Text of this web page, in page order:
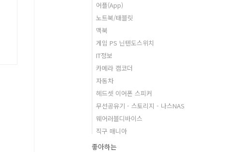
어플(App)
노트북/태블릿
맥북
게임 PS 닌텐도스위치
IT정보
카메라 캠코더
자동차
헤드셋 이어폰 스피커
무선공유기 - 스토리지 - 나스NAS
웨어러블디바이스
직구 매니아
좋아하는